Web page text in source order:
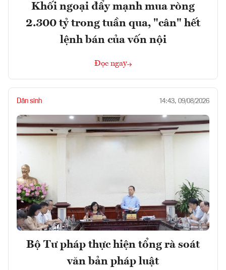
Khối ngoại đẩy mạnh mua ròng
2.300 tỷ trong tuần qua, "cân" hết
lệnh bán của vốn nội
Đọc ngay
Dân sinh 14:43, 09/08/2026
Bộ Tư pháp thực hiện tổng rà soát
văn bản pháp luật